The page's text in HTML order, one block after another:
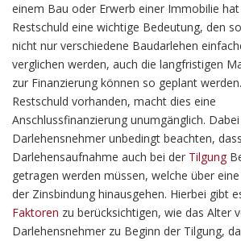
einem Bau oder Erwerb einer Immobilie hat
Restschuld eine wichtige Bedeutung, den
nicht nur verschiedene Baudarlehen
verglichen werden, auch die langfristigen
zur Finanzierung können so geplant
Restschuld vorhanden, macht dies eine
Anschlussfinanzierung unumgänglich.
Darlehensnehmer unbedingt beachten,
Darlehensaufnahme auch bei der Tilgung
getragen werden müssen, welche über
der Zinsbindung hinausgehen. Hierbei gibt
Faktoren zu berücksichtigen, wie das Alter
Darlehensnehmer zu Beginn der Tilgung,